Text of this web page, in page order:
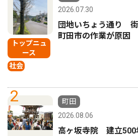
トップニュ
ース
社会
2026.07.30
団地いちょう通り
町田市の作業が原因
2
町田
2026.08.06
高ヶ坂寺院 建立500